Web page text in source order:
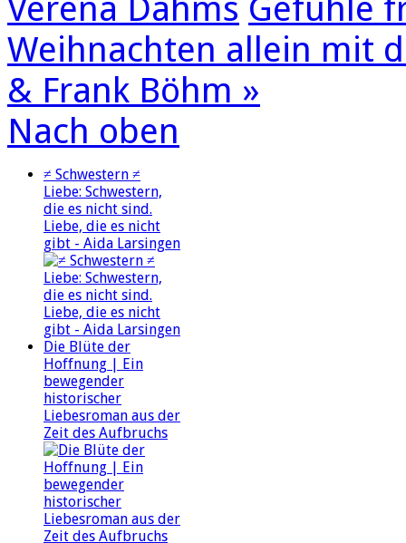
Verena Dahms Gefühle
Weihnachten allein mit
& Frank Böhm »
Nach oben
≠ Schwestern ≠
Liebe: Schwestern,
die es nicht sind.
Liebe, die es nicht
gibt - Aida Larsingen
Die Blüte der
Hoffnung | Ein
bewegender
historischer
Liebesroman aus der
Zeit des Aufbruchs